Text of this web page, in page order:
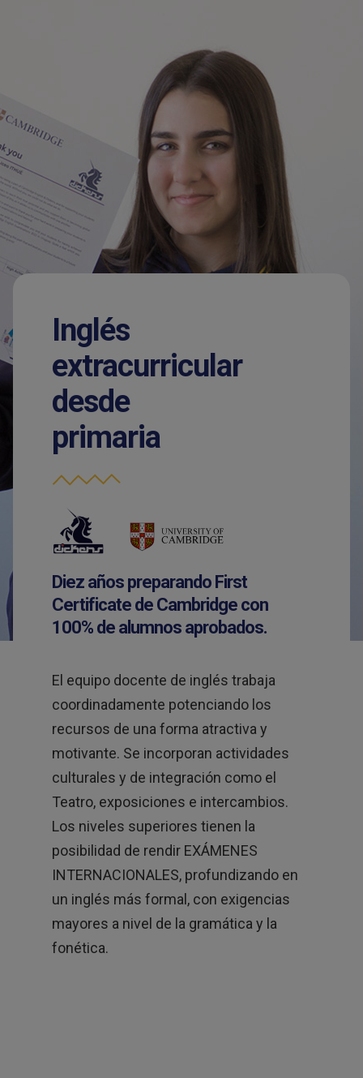
Inglés
extracurricular
desde
primaria
Diez años preparando First
Certificate de Cambridge con
100% de alumnos aprobados.
El equipo docente de inglés trabaja
coordinadamente potenciando los
recursos de una forma atractiva y
motivante. Se incorporan actividades
culturales y de integración como el
Teatro, exposiciones e intercambios.
Los niveles superiores tienen la
posibilidad de rendir EXÁMENES
INTERNACIONALES, profundizando en
un inglés más formal, con exigencias
mayores a nivel de la gramática y la
fonética.